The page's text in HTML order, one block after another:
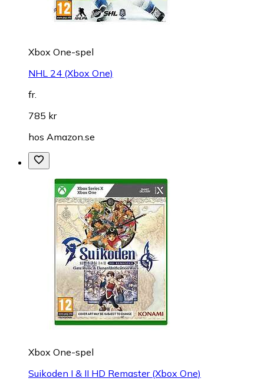
Xbox One-spel
NHL 24 (Xbox One)
fr.
785 kr
hos Amazon.se
Xbox One-spel
Suikoden I & II HD Remaster (Xbox One)